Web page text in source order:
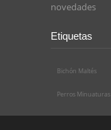
novedades
Etiquetas
Bichón Maltés
Perros Minuaturas